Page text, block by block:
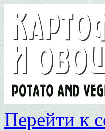
Перейти к